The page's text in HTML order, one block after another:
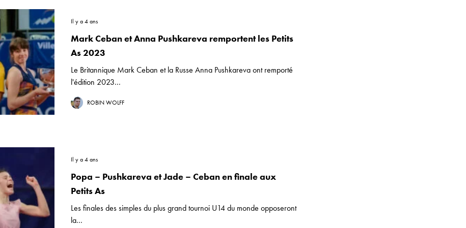
Il y a 4 ans
Mark Ceban et Anna Pushkareva remportent les Petits
As 2023
Le Britannique Mark Ceban et la Russe Anna Pushkareva ont remporté
l'édition 2023...
ROBIN WOLFF
Il y a 4 ans
Popa – Pushkareva et Jade – Ceban en finale aux
Petits As
Les finales des simples du plus grand tournoi U14 du monde opposeront
la...